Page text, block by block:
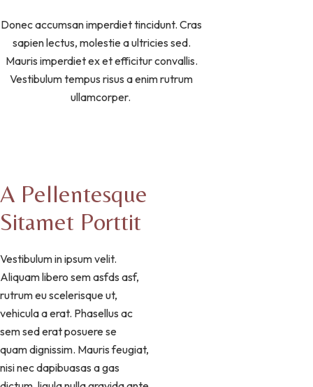
Donec accumsan imperdiet tincidunt. Cras
sapien lectus, molestie a ultricies sed.
Mauris imperdiet ex et efficitur convallis.
Vestibulum tempus risus a enim rutrum
ullamcorper.
A Pellentesque
Sitamet Porttit
Vestibulum in ipsum velit.
Aliquam libero sem asfds asf,
rutrum eu scelerisque ut,
vehicula a erat. Phasellus ac
sem sed erat posuere se
quam dignissim. Mauris feugiat,
nisi nec dapibuasas a gas